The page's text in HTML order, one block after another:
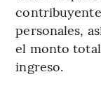
personales,
el monto
ingreso.